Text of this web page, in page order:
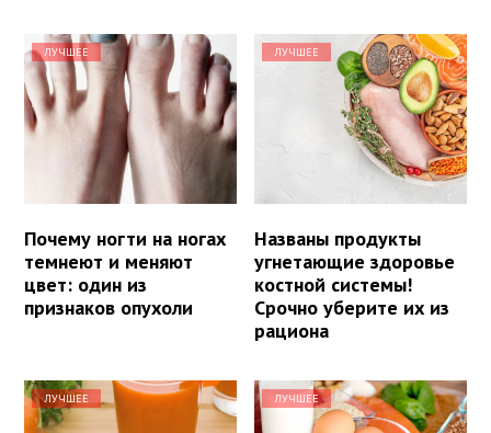
ЛУЧШЕЕ
Почему ногти на ногах
темнеют и меняют
цвет: один из
признаков опухоли
ЛУЧШЕЕ
Названы продукты
угнетающие здоровье
костной системы!
Срочно уберите их из
рациона
ЛУЧШЕЕ ЛУЧШЕЕ